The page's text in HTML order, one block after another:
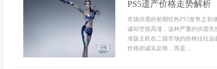
PS5遗产价格走势解析
市场供需的初期狂热PS5发售之初
诚却空前高涨，这种严重的供需
准版主机在二级市场的价格往往
价格的诚实反映，而是...